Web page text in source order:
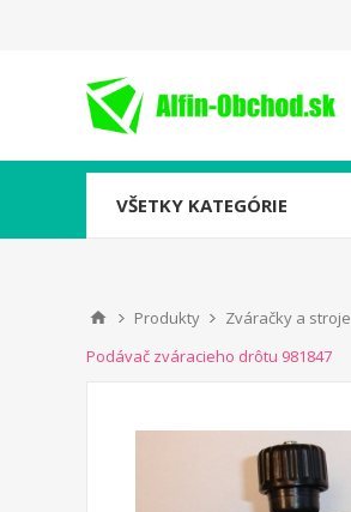
VŠETKY KATEGÓRIE
Produkty Zváračky a stroje
Podávač zváracieho drôtu 981847